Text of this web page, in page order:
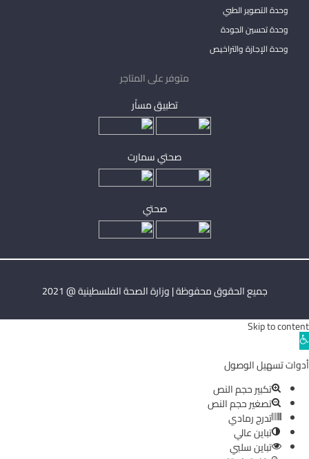
وحدة التصوير الطبي
وحدة تحسين الجودة
وحدة الإجازة والتراخيص
متوفر على المتاجر
تطبيق مساْر
صحتي سمارت
صحتي
جميع الحقوق محفوظة | وزارة الصحة الفلسطينية @ 2021
Skip to content
Open
toolbar
أدوات تسهيل الوصول
تكبير حجم النص
تصغير حجم النص
تدرج رمادي
تباين عالي
تباين سلبي